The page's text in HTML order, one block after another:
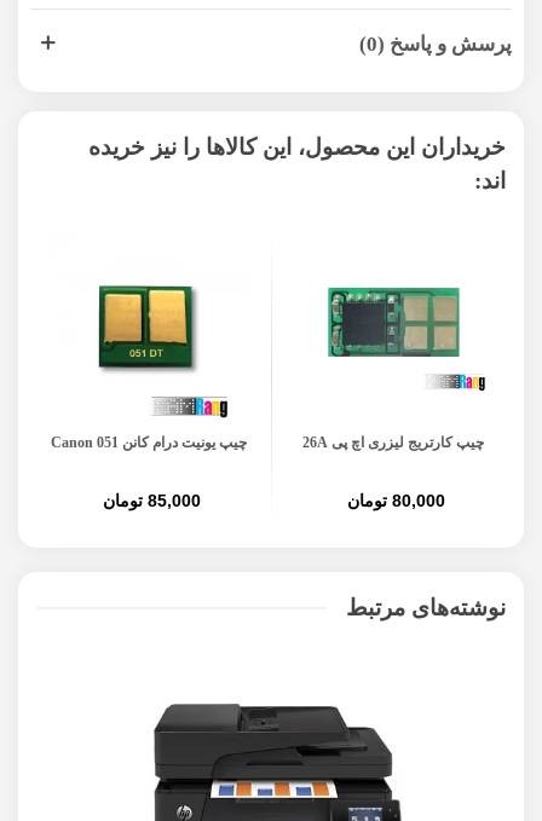
پرسش و پاسخ (0)
خریداران این محصول، این کالاها را نیز خریده
اند:
چیپ کارتریج لیزری اچ پی 26A
80,000 تومان
چیپ یونیت درام کانن Canon 051
85,000 تومان
نوشته‌های مرتبط